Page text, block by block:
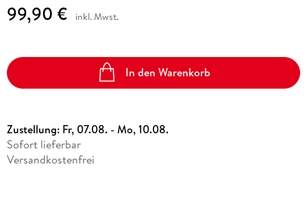
99,90 € inkl. Mwst.
In den Warenkorb
Zustellung: Fr, 07.08. - Mo, 10.08.
Sofort lieferbar
Versandkostenfrei